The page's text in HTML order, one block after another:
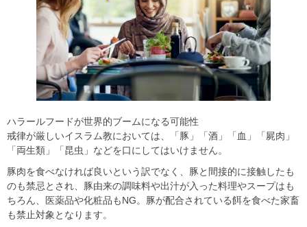
ハラールフードが世界的ブームになる可能性
戒律が厳しいイスラム教においては、「豚」「酒」「血」「屍肉」
「両生類」「昆虫」などを口にしてはいけません。
豚肉を食べなければ良いという訳でなく、豚と間接的に接触したも
のも禁忌とされ、豚由来の調味料や出汁が入った料理やスープはも
ちろん、医薬品や化粧品もNG。豚が配合されている餌を食べた家畜
も禁止対象となります。